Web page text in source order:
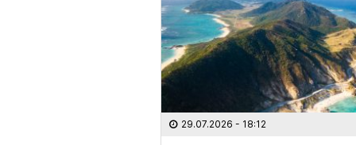
29.07.2026 - 18:12